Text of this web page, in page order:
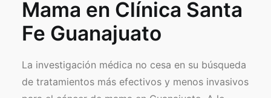
Mama en Clínica Santa
Fe Guanajuato
La investigación médica no cesa en su búsqueda
de tratamientos más efectivos y menos invasivos